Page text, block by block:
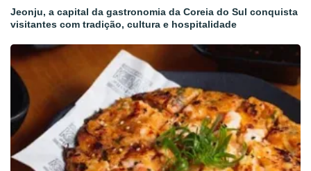
Jeonju, a capital da gastronomia da Coreia do Sul conquista
visitantes com tradição, cultura e hospitalidade